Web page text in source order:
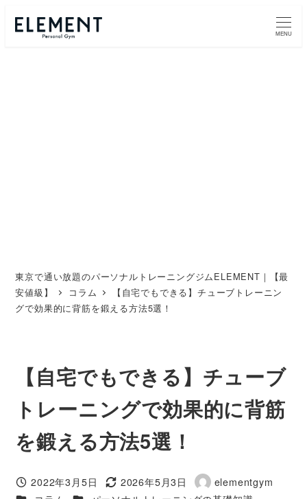
メ
イ
MENU
東京で通い放題のパーソナルトレーニングジムELEMENT｜【最
安値級】
コラム
【自宅でもできる】チューブトレーニン
グで効果的に背筋を鍛える方法5選！
【自宅でもできる】チューブ
トレーニングで効果的に背筋
を鍛える方法5選！
投稿日
2022年3月5日
更新日
2026年5月3日
著
elementgym